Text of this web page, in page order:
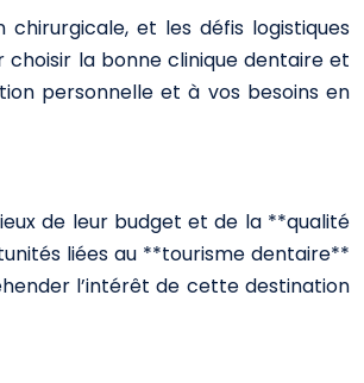
et les défis logistiques
choisir la bonne clinique dentaire et
personnelle et à vos besoins en
de leur budget et de la **qualité
liées au **tourisme dentaire**
l’intérêt de cette destination